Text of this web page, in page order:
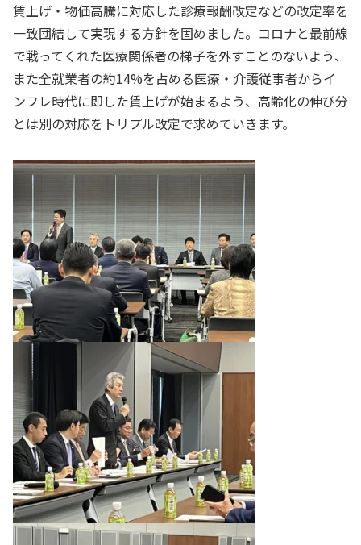
賃上げ・物価高騰に対応した診療報酬改定などの改定率を
一致団結して実現する方針を固めました。コロナと最前線
で戦ってくれた医療関係者の梯子を外すことのないよう、
また全就業者の約14%を占める医療・介護従事者からイ
ンフレ時代に即した賃上げが始まるよう、高齢化の伸び分
とは別の対応をトリプル改定で求めていきます。